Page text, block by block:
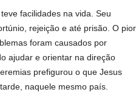
facilidades na vida. Seu
rejeição e até prisão. O pior
foram causados por
ajudar e orientar na direção
prefigurou o que Jesus
naquele mesmo país.